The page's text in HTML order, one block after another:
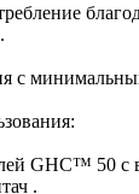
GHC™ 50 с
.